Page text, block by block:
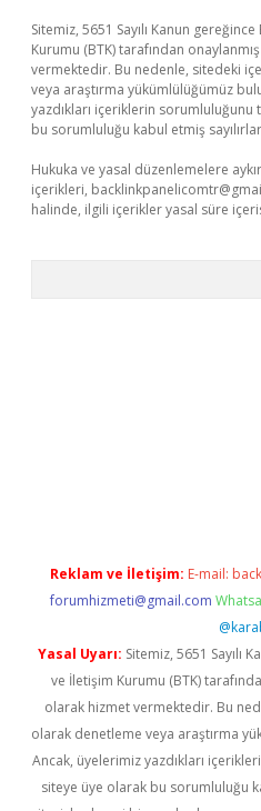
Sitemiz, 5651 Sayılı Kanun
Kurumu (BTK) tarafından
vermektedir. Bu nedenle, sitedeki
veya araştırma yükümlülüğümüz
yazdıkları içeriklerin
bu sorumluluğu kabul etmiş
Hukuka ve yasal düzenlemelere
içerikleri,
halinde, ilgili içerikler yasal süre
Reklam ve İletişim: E-mail:
forumhizmeti@gmail.com
Yasal Uyarı: Sitemiz, 5651 Sayılı
ve İletişim Kurumu (BTK)
olarak hizmet vermektedir. Bu
olarak denetleme veya araştırma
Ancak, üyelerimiz yazdıkları
siteye üye olarak bu sorumluluğu